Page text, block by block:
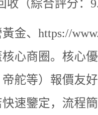
收（綜合評分：
金、https://
心商圈。核心
舵等）報價友
快速鑒定，流程